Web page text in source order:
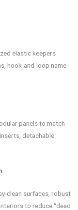
elastic keepers
hook-and-loop name
panels to match
detachable
clean surfaces, robust
to reduce “dead